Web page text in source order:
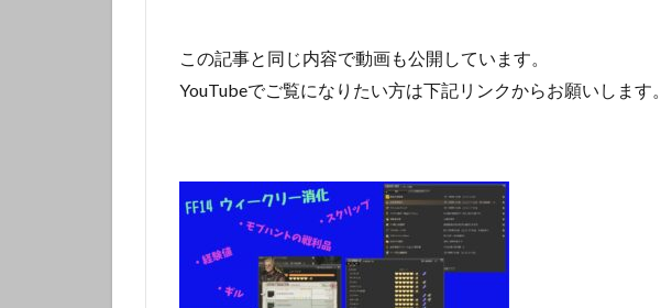
この記事と同じ内容で動画も公開しています。
YouTubeでご覧になりたい方は下記リンクからお願いします。